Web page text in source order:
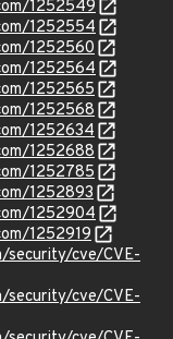
1252549
1252554
1252560
1252564
1252565
1252568
1252634
1252688
1252785
1252893
1252904
1252919
security/cve/CVE-
security/cve/CVE-